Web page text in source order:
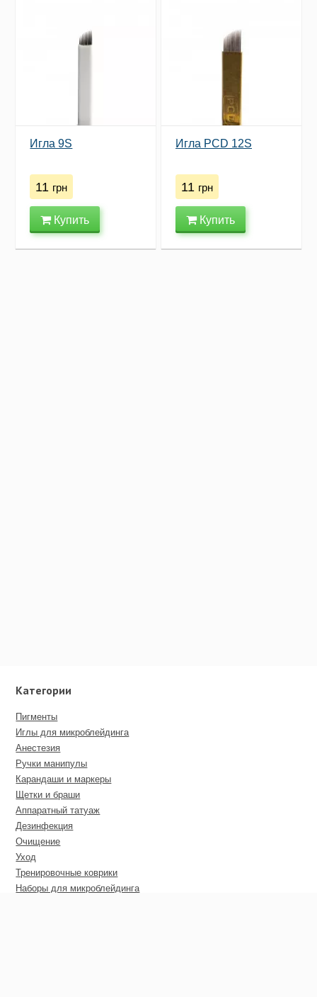
Игла 9S
11 грн
Купить
Игла PCD 12S
11 грн
Купить
Категории
Пигменты
Иглы для микроблейдинга
Анестезия
Ручки манипулы
Карандаши и маркеры
Щетки и браши
Аппаратный татуаж
Дезинфекция
Очищение
Уход
Тренировочные коврики
Наборы для микроблейдинга